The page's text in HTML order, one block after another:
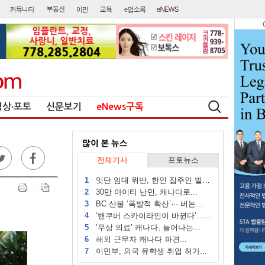
상∙포토 신문보기 eNews구독
전체기사 포토뉴스
1잇단 임대 위반, 한인 집주인 벌금...
230만 아이티 난민, 캐나다로...
3BC 산불 ‘폭발적 확산’··· 버논...
4‘밴쿠버 스카이라인이 바뀐다’…...
5‘무상 의료’ 캐나다, 늘어나는...
6해외 근무자 캐나다 파견...
7이민부, 외국 유학생 취업 허가...